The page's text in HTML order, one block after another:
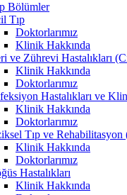
Bölümler
Tıp
Doktorlarımız
Klinik Hakkında
ve Zührevi Hastalıkları
Klinik Hakkında
Doktorlarımız
Hastalıkları ve
Klinik Hakkında
Doktorlarımız
Tıp ve Rehabilitasyon
Klinik Hakkında
Doktorlarımız
Hastalıkları
Klinik Hakkında